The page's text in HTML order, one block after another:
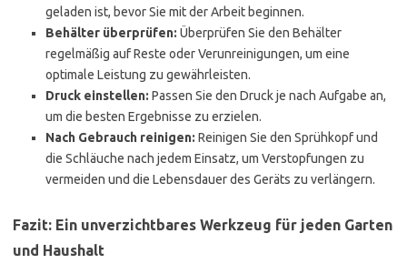
geladen ist, bevor Sie mit der Arbeit beginnen.
Behälter überprüfen: Überprüfen Sie den Behälter
regelmäßig auf Reste oder Verunreinigungen, um eine
optimale Leistung zu gewährleisten.
Druck einstellen: Passen Sie den Druck je nach Aufgabe an,
um die besten Ergebnisse zu erzielen.
Nach Gebrauch reinigen: Reinigen Sie den Sprühkopf und
die Schläuche nach jedem Einsatz, um Verstopfungen zu
vermeiden und die Lebensdauer des Geräts zu verlängern.
Fazit: Ein unverzichtbares Werkzeug für jeden Garten
und Haushalt